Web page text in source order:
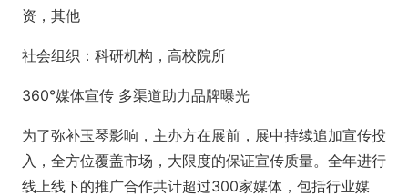
资，其他
社会组织：科研机构，高校院所
360°媒体宣传 多渠道助力品牌曝光
为了弥补玉琴影响，主办方在展前，展中持续追加宣传投
入，全方位覆盖市场，大限度的保证宣传质量。全年进行
线上线下的推广合作共计超过300家媒体，包括行业媒